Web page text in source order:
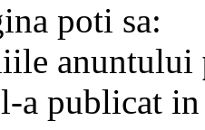
poti sa:
anuntului
l-a publicat